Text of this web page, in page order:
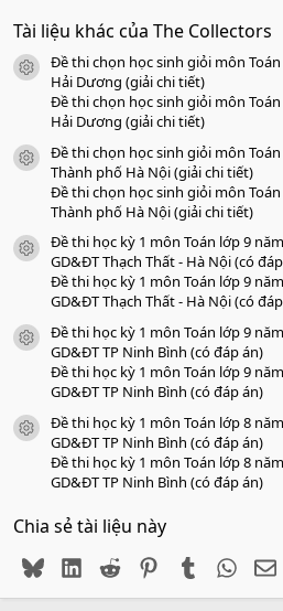
0
0
a
o
Tài liệu khác của The Collectors
icon tài liệu
Đề thi chọn học sinh giỏi môn Toán
Hải Dương (giải chi tiết)
Đề thi chọn học sinh giỏi môn Toán
Hải Dương (giải chi tiết)
icon tài liệu
Đề thi chọn học sinh giỏi môn Toán
Thành phố Hà Nội (giải chi tiết)
Đề thi chọn học sinh giỏi môn Toán
Thành phố Hà Nội (giải chi tiết)
icon tài liệu
Đề thi học kỳ 1 môn Toán lớp 9
GD&ĐT Thạch Thất - Hà Nội (có
Đề thi học kỳ 1 môn Toán lớp 9
GD&ĐT Thạch Thất - Hà Nội (có
icon tài liệu
Đề thi học kỳ 1 môn Toán lớp 9
GD&ĐT TP Ninh Bình (có đáp án)
Đề thi học kỳ 1 môn Toán lớp 9
GD&ĐT TP Ninh Bình (có đáp án)
icon tài liệu
Đề thi học kỳ 1 môn Toán lớp 8
GD&ĐT TP Ninh Bình (có đáp án)
Đề thi học kỳ 1 môn Toán lớp 8
GD&ĐT TP Ninh Bình (có đáp án)
Chia sẻ tài liệu này
BlueskyLinkedIn
Reddit PinterestTumblr